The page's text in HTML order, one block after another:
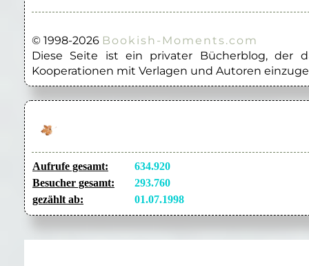
© 1998-2026 Bookish-Moments.com
Diese Seite ist ein privater Bücherblog, der
Kooperationen mit Verlagen und Autoren
Aufrufe gesamt:
634.920
Besucher gesamt:
293.760
gezählt ab:
01.07.1998